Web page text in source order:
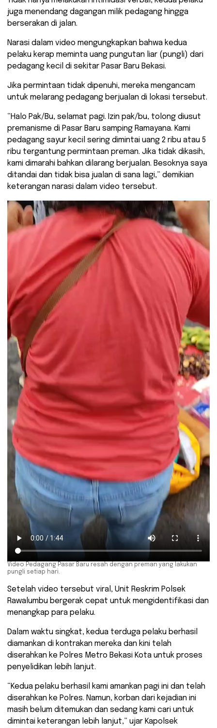
juga menendang dagangan milik pedagang hingga
berserakan di jalan.
Narasi dalam video mengungkapkan bahwa kedua
pelaku kerap meminta uang pungutan liar (pungli) dari
pedagang kecil di sekitar Pasar Baru Bekasi.
Jika permintaan tidak dipenuhi, mereka mengancam
untuk melarang pedagang berjualan di lokasi tersebut.
“Halo Pak/Bu, selamat pagi. Izin pak/bu, tolong diusut
premanisme di Pasar Baru samping Ramayana. Kami
pedagang sayur kecil sering dimintai uang 2 ribu atau 5
ribu tergantung permintaan preman. Jika tidak dikasih,
kami dimarahi bahkan dilarang berjualan. Besoknya saya
ditandai dan tidak bisa jualan di sana lagi,” demikian
keterangan narasi dalam video tersebut.
Video Pedagang Pasar Baru resah dengan preman yang lakukan
pungli setiap hari.
Setelah video tersebut viral, Unit Reskrim Polsek
Rawalumbu bergerak cepat untuk mengidentifikasi dan
menangkap para pelaku.
Dalam waktu singkat, kedua terduga pelaku berhasil
diamankan di kontrakan mereka dan kini telah
diserahkan ke Polres Metro Bekasi Kota untuk proses
penyelidikan lebih lanjut.
“Kedua pelaku berhasil kami amankan pagi ini dan telah
diserahkan ke Polres. Namun, korban dari kejadian ini
masih belum ditemukan dan sedang kami cari untuk
dimintai keterangan lebih lanjut,” ujar Kapolsek